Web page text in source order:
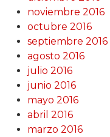
noviembre 2016
octubre 2016
septiembre 2016
agosto 2016
julio 2016
junio 2016
mayo 2016
abril 2016
marzo 2016